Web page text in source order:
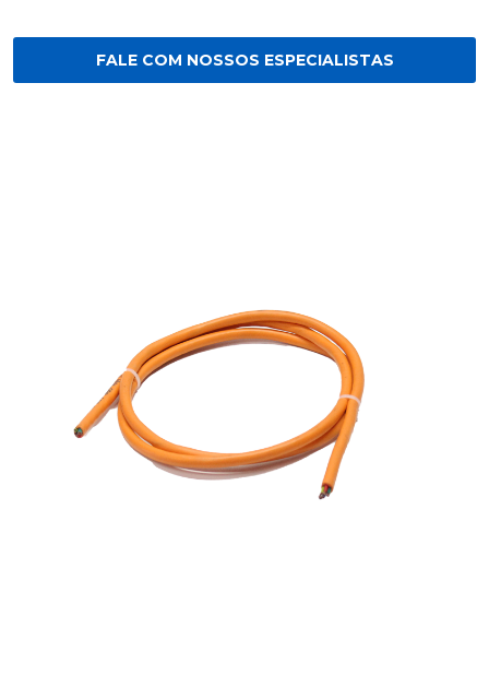
FALE COM NOSSOS ESPECIALISTAS